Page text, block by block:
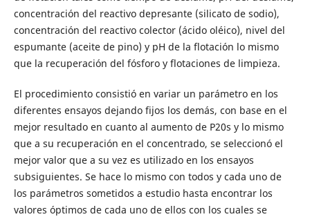
concentración del reactivo depresante (silicato de sodio),
concentración del reactivo colector (ácido oléico), nivel del
espumante (aceite de pino) y pH de la flotación lo mismo
que la recuperación del fósforo y flotaciones de limpieza.
El procedimiento consistió en variar un parámetro en los
diferentes ensayos dejando fijos los demás, con base en el
mejor resultado en cuanto al aumento de P20s y lo mismo
que a su recuperación en el concentrado, se seleccionó el
mejor valor que a su vez es utilizado en los ensayos
subsiguientes. Se hace lo mismo con todos y cada uno de
los parámetros sometidos a estudio hasta encontrar los
valores óptimos de cada uno de ellos con los cuales se